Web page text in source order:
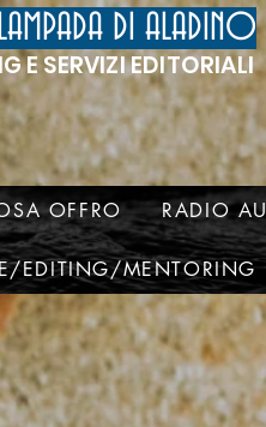
SERVIZI EDITORIALI
DI ALADINO
OFFRO RADIO
EDITING/MENTORING